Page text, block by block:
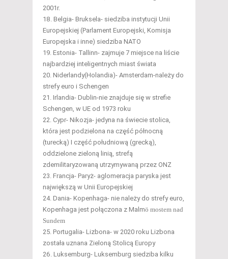
2001r.
Belgia- Bruksela- siedziba instytucji Unii
Europejskiej (Parlament Europejski, Komisja
Europejska i inne) siedziba NATO
Estonia- Tallinn- zajmuje 7 miejsce na liście
najbardziej inteligentnych miast świata
Niderlandy(Holandia)- Amsterdam-należy do
strefy euro i Schengen
Irlandia- Dublin-nie znajduje się w strefie
Schengen, w UE od 1973 roku
Cypr- Nikozja- jedyna na świecie stolica,
która jest podzielona na część północną
(turecką) I część południową (grecką),
oddzielone zieloną linią, strefą
zdemilitaryzowaną utrzymywaną przez ONZ
Francja- Paryż- aglomeracja paryska jest
największą w Unii Europejskiej
Dania- Kopenhaga- nie należy do strefy euro,
Kopenhaga jest połączona z Malmö mostem nad
Sundem
Portugalia- Lizbona- w 2020 roku Lizbona
została uznana Zieloną Stolicą Europy
Luksemburg- Luksemburg siedziba kilku